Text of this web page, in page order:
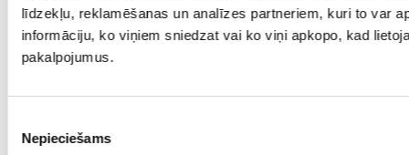
līdzekļu, reklamēšanas un analīzes partneriem, kuri to var
informāciju, ko viņiem sniedzat vai ko viņi apkopo, kad
pakalpojumus.
izvēle
Nepieciešams